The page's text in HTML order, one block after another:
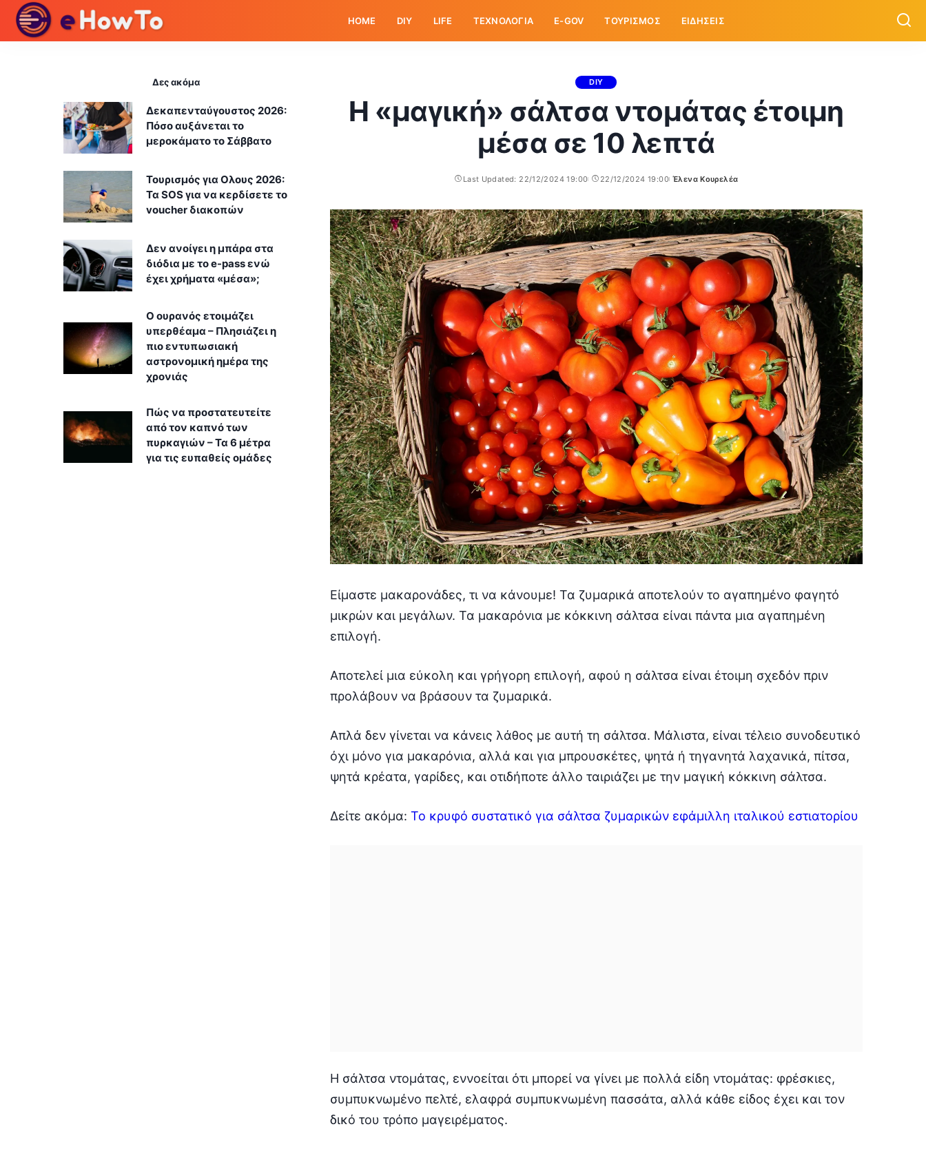
HOME DIY LIFE ΤΕΧΝΟΛΟΓΙΑ E-GOV ΤΟΥΡΙΣΜΟΣ ΕΙΔΗΣΕΙΣ
DIY
Η «μαγική» σάλτσα ντομάτας έτοιμη
μέσα σε 10 λεπτά
Last Updated: 22/12/2024 19:00 22/12/2024 19:00
Posted
Έλενα Κουρελέα
Είμαστε μακαρονάδες, τι να κάνουμε! Τα ζυμαρικά αποτελούν το αγαπημένο φαγητό
μικρών και μεγάλων. Τα μακαρόνια με κόκκινη σάλτσα είναι πάντα μια αγαπημένη
επιλογή.
Αποτελεί μια εύκολη και γρήγορη επιλογή, αφού η σάλτσα είναι έτοιμη σχεδόν πριν
προλάβουν να βράσουν τα ζυμαρικά.
Απλά δεν γίνεται να κάνεις λάθος με αυτή τη σάλτσα. Μάλιστα, είναι τέλειο συνοδευτικό
όχι μόνο για μακαρόνια, αλλά και για μπρουσκέτες, ψητά ή τηγανητά λαχανικά, πίτσα,
ψητά κρέατα, γαρίδες, και οτιδήποτε άλλο ταιριάζει με την μαγική κόκκινη σάλτσα.
Δείτε ακόμα: Το κρυφό συστατικό για σάλτσα ζυμαρικών εφάμιλλη ιταλικού εστιατορίου
Η σάλτσα ντομάτας, εννοείται ότι μπορεί να γίνει με πολλά είδη ντομάτας: φρέσκιες,
συμπυκνωμένο πελτέ, ελαφρά συμπυκνωμένη πασσάτα, αλλά κάθε είδος έχει και τον
δικό του τρόπο μαγειρέματος.
Δες ακόμα
Δεκαπενταύγουστος 2026:
Πόσο αυξάνεται το
μεροκάματο το Σάββατο
Τουρισμός για Ολους 2026:
Τα SOS για να κερδίσετε το
voucher διακοπών
Δεν ανοίγει η μπάρα στα
διόδια με το e-pass ενώ
έχει χρήματα «μέσα»;
Ο ουρανός ετοιμάζει
υπερθέαμα – Πλησιάζει η
πιο εντυπωσιακή
αστρονομική ημέρα της
χρονιάς
Πώς να προστατευτείτε
από τον καπνό των
πυρκαγιών – Τα 6 μέτρα
για τις ευπαθείς ομάδες